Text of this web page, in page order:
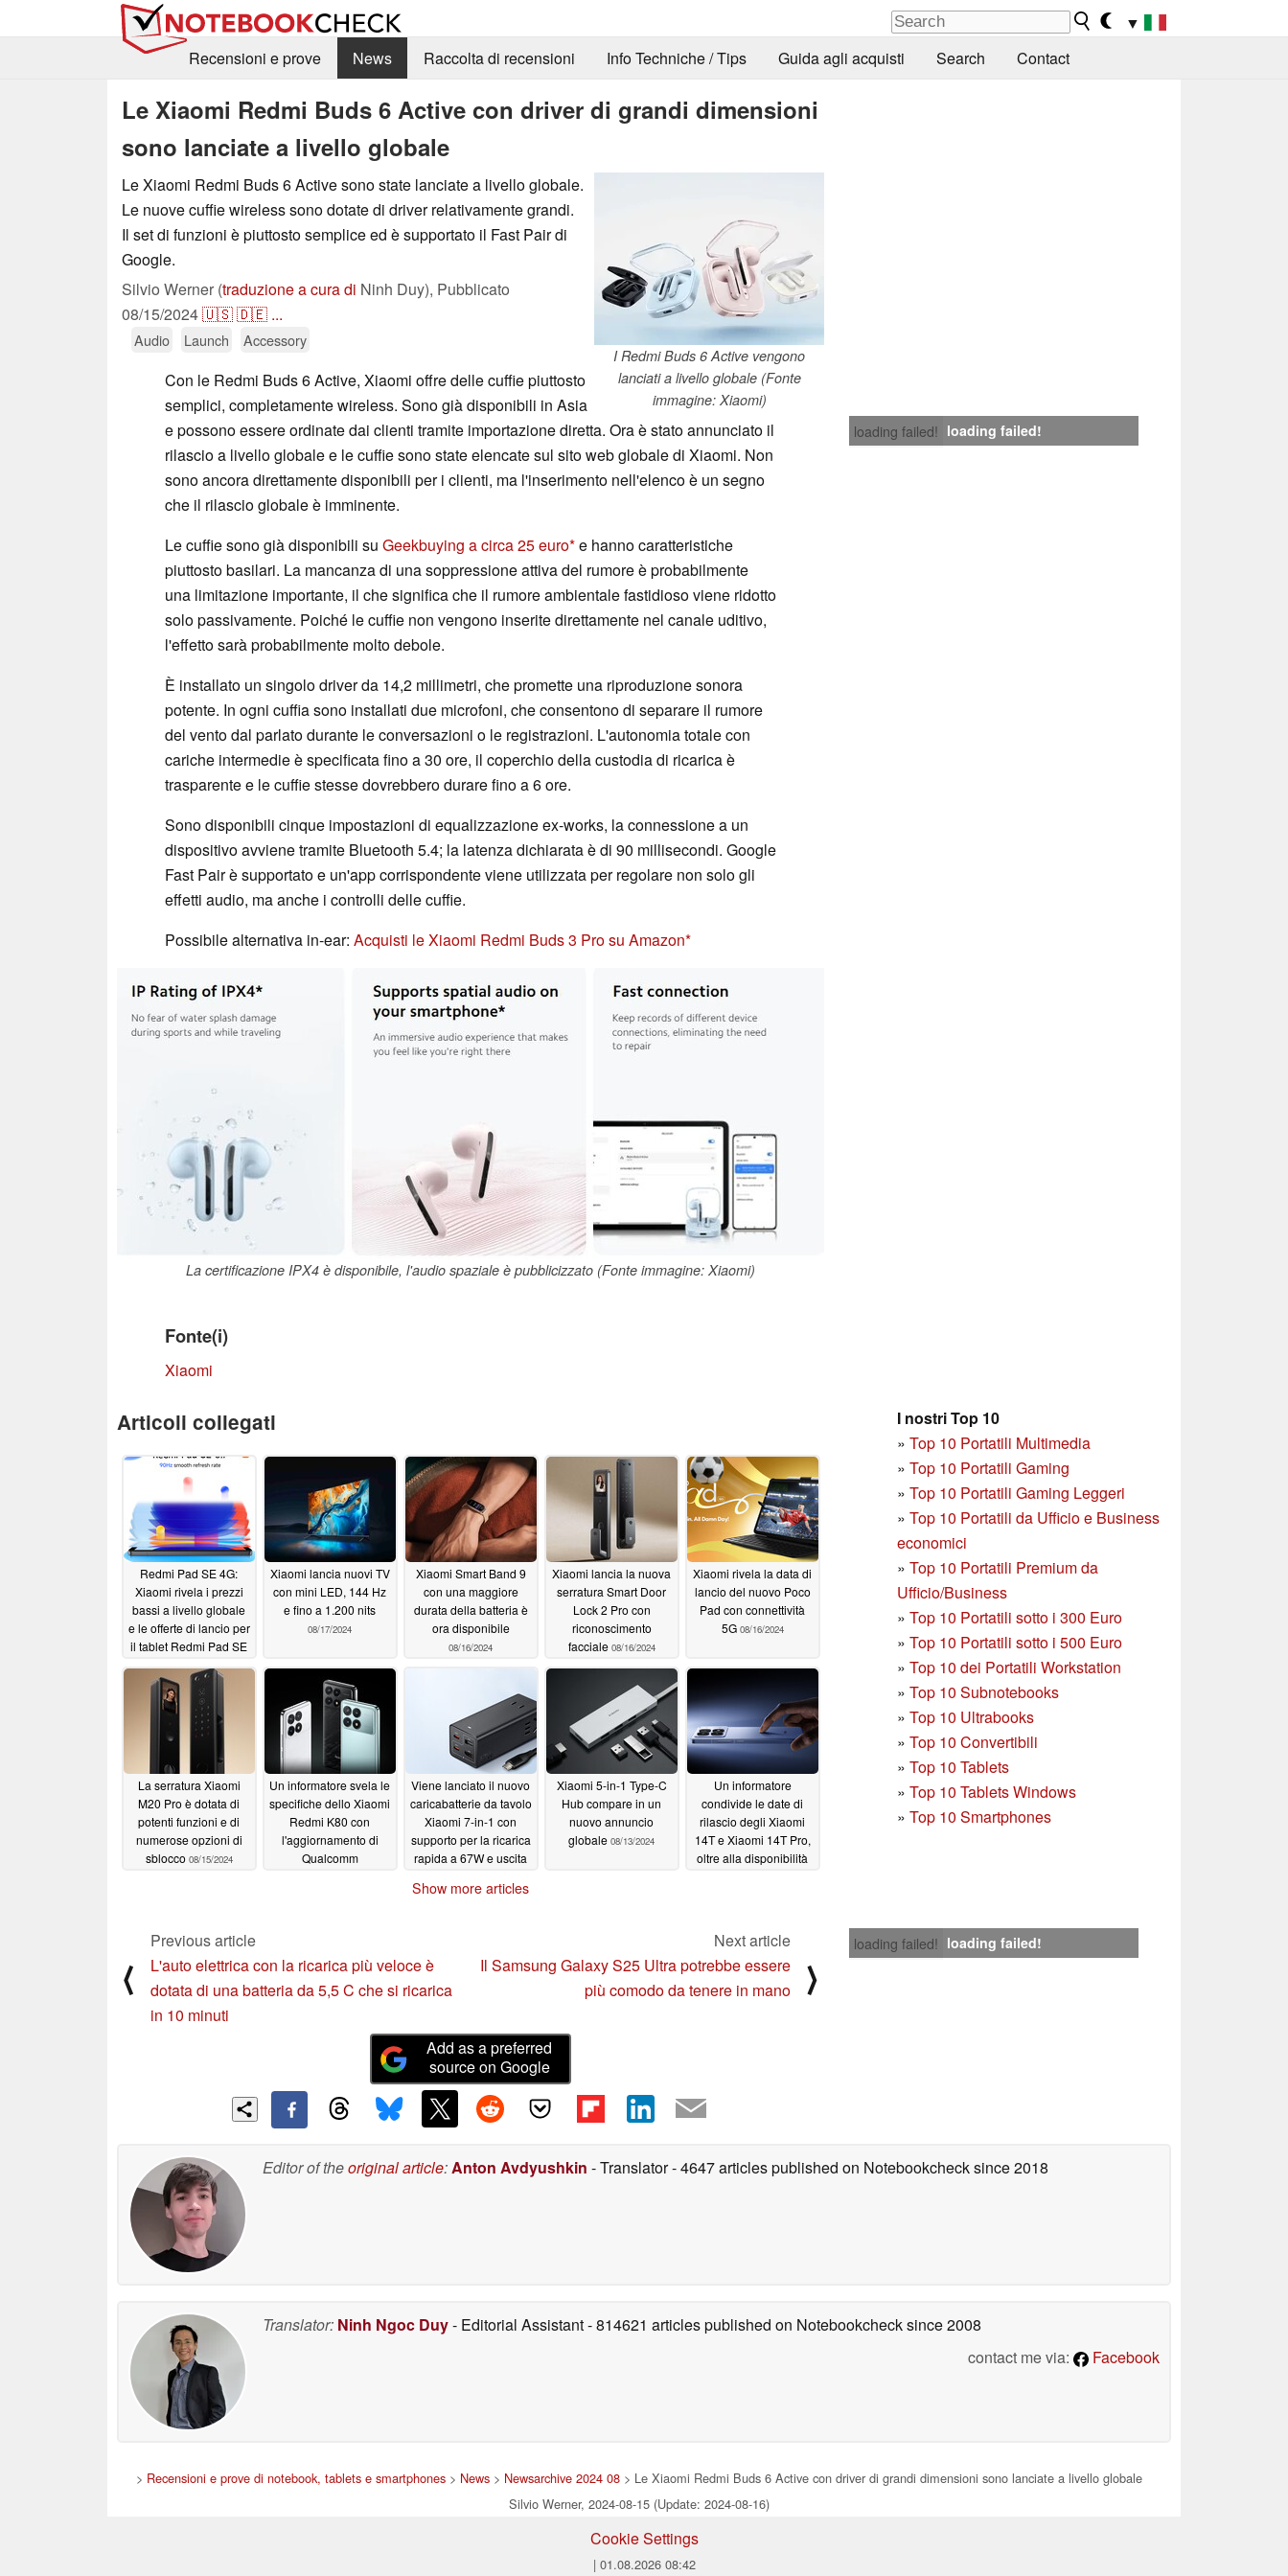
▼
Recensioni e prove
News Raccolta di recensioni Info Techniche / Tips Guida agli acquisti Search Contact
Le Xiaomi Redmi Buds 6 Active con driver di grandi dimensioni
sono lanciate a livello globale
I Redmi Buds 6 Active vengono
lanciati a livello globale (Fonte
immagine: Xiaomi)
Le Xiaomi Redmi Buds 6 Active sono state lanciate a livello globale.
Le nuove cuffie wireless sono dotate di driver relativamente grandi.
Il set di funzioni è piuttosto semplice ed è supportato il Fast Pair di
Google.
Silvio Werner (traduzione a cura di Ninh Duy), Pubblicato
08/15/2024🇺🇸🇩🇪 ...
Audio Launch Accessory
loading failed! loading failed!
Con le Redmi Buds 6 Active, Xiaomi offre delle cuffie piuttosto
semplici, completamente wireless. Sono già disponibili in Asia
e possono essere ordinate dai clienti tramite importazione diretta. Ora è stato annunciato il
rilascio a livello globale e le cuffie sono state elencate sul sito web globale di Xiaomi. Non
sono ancora direttamente disponibili per i clienti, ma l'inserimento nell'elenco è un segno
che il rilascio globale è imminente.
Le cuffie sono già disponibili su Geekbuying a circa 25 euro e hanno caratteristiche
piuttosto basilari. La mancanza di una soppressione attiva del rumore è probabilmente
una limitazione importante, il che significa che il rumore ambientale fastidioso viene ridotto
solo passivamente. Poiché le cuffie non vengono inserite direttamente nel canale uditivo,
l'effetto sarà probabilmente molto debole.
È installato un singolo driver da 14,2 millimetri, che promette una riproduzione sonora
potente. In ogni cuffia sono installati due microfoni, che consentono di separare il rumore
del vento dal parlato durante le conversazioni o le registrazioni. L'autonomia totale con
cariche intermedie è specificata fino a 30 ore, il coperchio della custodia di ricarica è
trasparente e le cuffie stesse dovrebbero durare fino a 6 ore.
Sono disponibili cinque impostazioni di equalizzazione ex-works, la connessione a un
dispositivo avviene tramite Bluetooth 5.4; la latenza dichiarata è di 90 millisecondi. Google
Fast Pair è supportato e un'app corrispondente viene utilizzata per regolare non solo gli
effetti audio, ma anche i controlli delle cuffie.
Possibile alternativa in-ear: Acquisti le Xiaomi Redmi Buds 3 Pro su Amazon
La certificazione IPX4 è disponibile, l'audio spaziale è pubblicizzato (Fonte immagine: Xiaomi)
Fonte(i)
Xiaomi
I nostri Top 10
» Top 10 Portatili Multimedia
» Top 10 Portatili Gaming
» Top 10 Portatili Gaming Leggeri
» Top 10 Portatili da Ufficio e Business
economici
» Top 10 Portatili Premium da
Ufficio/Business
» Top 10 Portatili sotto i 300 Euro
» Top 10 Portatili sotto i 500 Euro
» Top 10 dei Portatili Workstation
» Top 10 Subnotebooks
» Top 10 Ultrabooks
» Top 10 Convertibili
» Top 10 Tablets
» Top 10 Tablets Windows
» Top 10 Smartphones
Articoli collegati
Redmi Pad SE 4G:
Xiaomi rivela i prezzi
bassi a livello globale
e le offerte di lancio per
il tablet Redmi Pad SE
variante 4G opzionale
08/20/2024
Xiaomi lancia nuovi TV
con mini LED, 144 Hz
e fino a 1.200 nits
08/17/2024
Xiaomi Smart Band 9
con una maggiore
durata della batteria è
ora disponibile
08/16/2024
Xiaomi lancia la nuova
serratura Smart Door
Lock 2 Pro con
riconoscimento
facciale 08/16/2024
Xiaomi rivela la data di
lancio del nuovo Poco
Pad con connettività
5G 08/16/2024
La serratura Xiaomi
M20 Pro è dotata di
potenti funzioni e di
numerose opzioni di
sblocco 08/15/2024
Un informatore svela le
specifiche dello Xiaomi
Redmi K80 con
l'aggiornamento di
Qualcomm
Viene lanciato il nuovo
caricabatterie da tavolo
Xiaomi 7-in-1 con
supporto per la ricarica
rapida a 67W e uscita
08/14/2024
Xiaomi 5-in-1 Type-C
Hub compare in un
nuovo annuncio
globale 08/13/2024
Un informatore
condivide le date di
rilascio degli Xiaomi
14T e Xiaomi 14T Pro,
oltre alla disponibilità
Show more articles
loading failed! loading failed!
⟨
Previous article
L'auto elettrica con la ricarica più veloce è
dotata di una batteria da 5,5 C che si ricarica
in 10 minuti
Next article
Il Samsung Galaxy S25 Ultra potrebbe essere
più comodo da tenere in mano
⟩
Add as a preferred
source on Google
Editor of theoriginal article:Anton Avdyushkin - Translator- 4647 articles published on Notebookchecksince 2018
Translator: Ninh Ngoc Duy- Editorial Assistant- 814621 articles published on Notebookchecksince 2008
contact me via:
Facebook
> Recensioni e prove di notebook, tablets e smartphones > News > Newsarchive 2024 08 > Le Xiaomi Redmi Buds 6 Active con driver di grandi dimensioni sono lanciate a livello globale
Silvio Werner, 2024-08-15 (Update: 2024-08-16)
Cookie Settings
| 01.08.2026 08:42